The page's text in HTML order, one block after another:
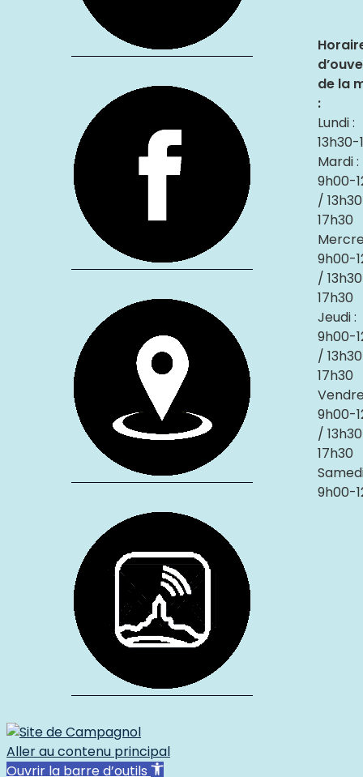
de la
:
Lundi :
13h30-
Mardi :
9h00-
/
17h30
9h00-
/
17h30
Jeudi :
9h00-
/
17h30
9h00-
/
17h30
9h00-
Aller au contenu principal
Ouvrir la barre d’outils